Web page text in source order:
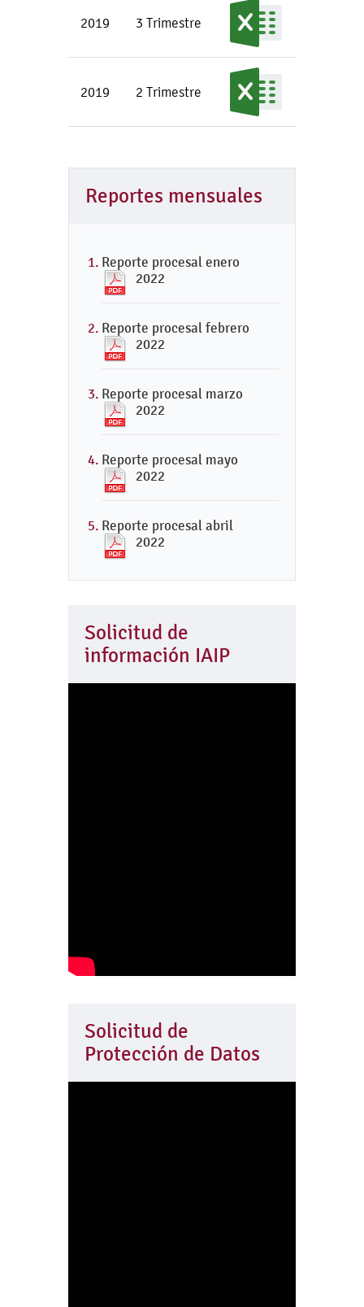
2019 3 Trimestre
2019 2 Trimestre
Reportes mensuales
Reporte procesal enero
2022
Reporte procesal febrero
2022
Reporte procesal marzo
2022
Reporte procesal mayo
2022
Reporte procesal abril
2022
Solicitud de
información IAIP
Solicitud de
Protección de Datos